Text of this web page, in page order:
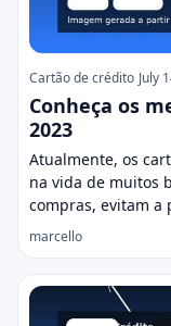
Cartão de crédito July
Conheça os
2023
Atualmente, os
na vida de muitos
compras, evitam
marcello